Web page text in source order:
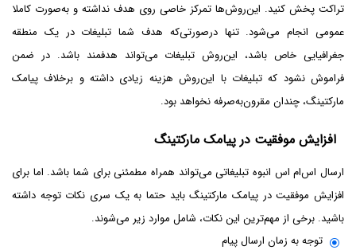
تراکت پخش کنید. این‌روش‌ها تمرکز خاصی روی هدف نداشته و به‌صورت کاملا
عمومی انجام می‌شود. تنها در‌صورتی‌که هدف شما تبلیغات در یک منطقه
جغرافیایی خاص باشد، این‌روش تبلیغات می‌تواند هدفمند باشد. در ضمن
فراموش نشود که تبلیغات با این‌روش هزینه زیادی داشته و برخلاف پیامک
مارکتینگ، چندان مقرون‌به‌صرفه نخواهد بود.
افزایش موفقیت در پیامک مارکتینگ
ارسال اس‌ام اس انبوه تبلیغاتی می‌تواند همراه مطمئنی برای شما باشد. اما برای
افزایش موفقیت در پیامک مارکتینگ باید حتما به یک سری نکات توجه داشته
باشید. برخی از مهم‌ترین این نکات، شامل موارد زیر می‌شوند.
توجه به زمان ارسال پیام